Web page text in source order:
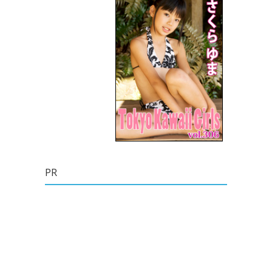
PR